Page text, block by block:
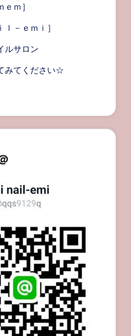
ｅｍ］
－ｅｍｉ］
ルサロン
みてください☆